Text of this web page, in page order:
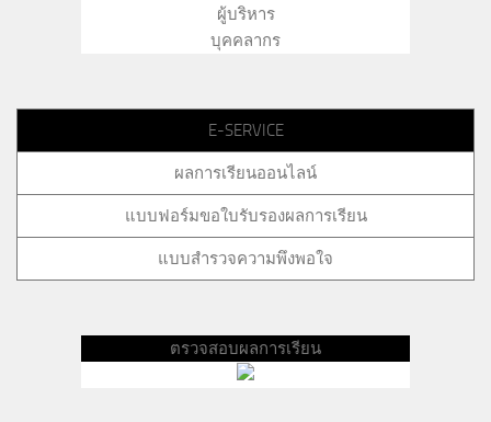
ผู้บริหาร
บุคคลากร
E-SERVICE
ผลการเรียนออนไลน์
แบบฟอร์มขอใบรับรองผลการเรียน
แบบสำรวจความพึงพอใจ
ตรวจสอบผลการเรียน